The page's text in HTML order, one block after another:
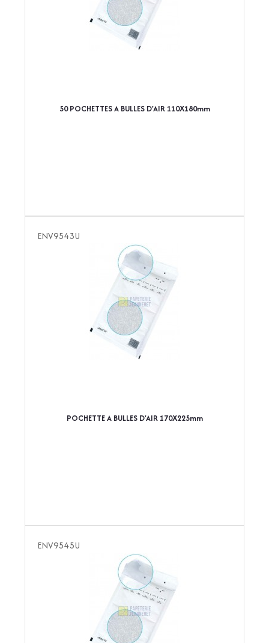
50 POCHETTES A BULLES D'AIR 110X180mm
ENV9543U
POCHETTE A BULLES D'AIR 170X225mm
ENV9545U